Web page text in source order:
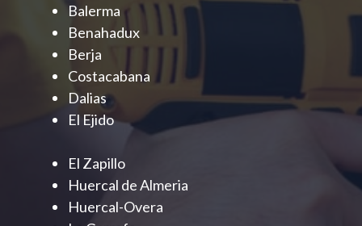
Balerma
Benahadux
Berja
Costacabana
Dalias
El Ejido
El Zapillo
Huercal de Almeria
Huercal-Overa